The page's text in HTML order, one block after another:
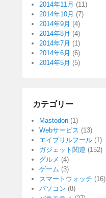
2014年11月 (11)
2014年10月 (7)
2014年9月 (4)
2014年8月 (4)
2014年7月 (1)
2014年6月 (6)
2014年5月 (5)
カテゴリー
Mastodon (1)
Webサービス (13)
エイプリルフール (1)
ガジェット関連 (152)
グルメ (4)
ゲーム (3)
スマートウォッチ (16)
パソコン (8)